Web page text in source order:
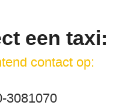
een taxi:
contact op:
3081070